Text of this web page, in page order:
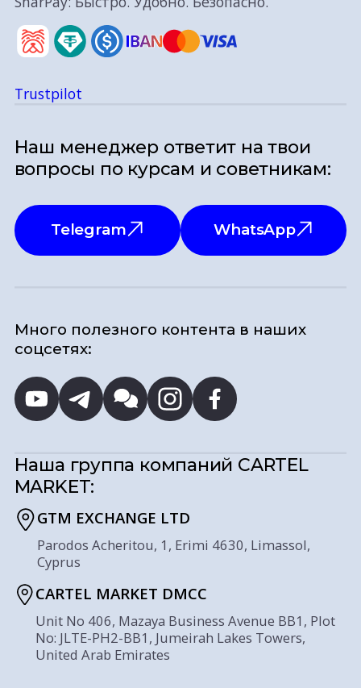
Trustpilot
Наш менеджер ответит на твои
вопросы по курсам и советникам:
Telegram WhatsApp
Много полезного контента в наших
соцсетях:
Наша группа компаний CARTEL
MARKET:
GTM EXCHANGE LTD
Parodos Acheritou, 1, Erimi 4630, Limassol,
Cyprus
CARTEL MARKET DMCC
Unit No 406, Mazaya Business Avenue BB1, Plot
No: JLTE-PH2-BB1, Jumeirah Lakes Towers,
United Arab Emirates